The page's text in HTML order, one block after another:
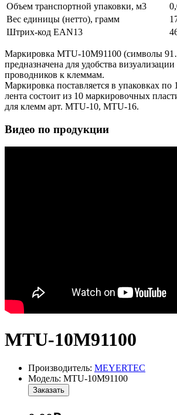
Объем транспортной упаковки, м3
Вес единицы (нетто), грамм
Штрих-код EAN13
Маркировка MTU-10M91100 (символы
предназначена для удобства
проводников к клеммам.
Маркировка поставляется в упаковках по
лента состоит из 10 маркировочных
для клемм арт. MTU-10, MTU-16.
Видео по продукции
MTU-10M91100
Производитель: MEYERTEC
Модель: MTU-10M91100
Заказать